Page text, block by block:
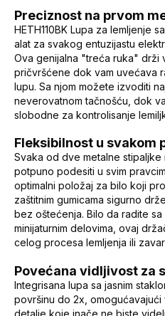
Preciznost na prvom
HETH110BK Lupa za lemljenje
alat za svakog entuzijastu
Ova genijalna "treća ruka" drži
pričvršćene dok vam uvećava
lupu. Sa njom možete izvoditi
neverovatnom tačnošću, dok
slobodne za kontrolisanje
Fleksibilnost u svakom
Svaka od dve metalne
potpuno podesiti u svim
optimalni položaj za bilo koji
zaštitnim gumicama sigurno
bez oštećenja. Bilo da radite sa
minijaturnim delovima, ovaj
celog procesa lemljenja ili
Povećana vidljivost za
Integrisana lupa sa jasnim
površinu do 2x, omogućavajući
detalje koje inače ne biste